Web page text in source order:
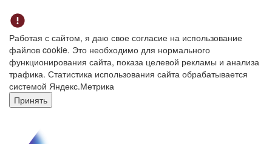
Работая с сайтом, я даю свое согласие на использование
файлов cookie. Это необходимо для нормального
функционирования сайта, показа целевой рекламы и анализа
трафика. Статистика использования сайта обрабатывается
системой Яндекс.Метрика
Принять